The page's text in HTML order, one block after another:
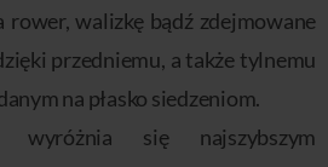
rower, walizkę bądź zdejmowane
przedniemu, a także tylnemu
na płasko siedzeniom.
się najszybszym